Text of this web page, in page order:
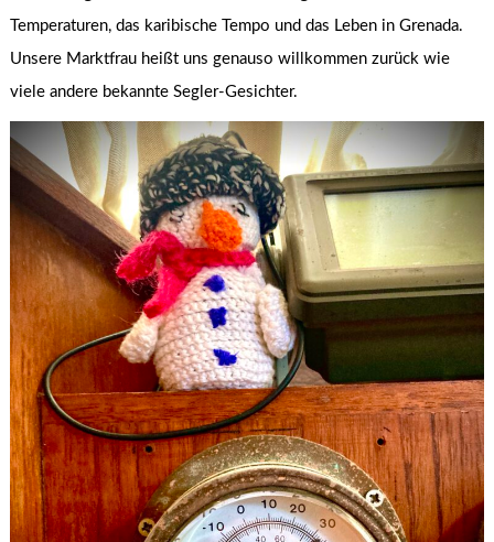
Temperaturen, das karibische Tempo und das Leben in Grenada.
Unsere Marktfrau heißt uns genauso willkommen zurück wie
viele andere bekannte Segler-Gesichter.